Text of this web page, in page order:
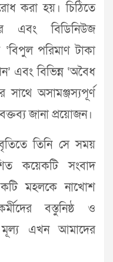
করা হয়। চিঠিতে
এবং বিডিনিউজ
পরিমাণ টাকা
এবং বিভিন্ন ‘অবৈধ
সাথে অসামঞ্জস্যপূর্ণ
জানা প্রয়োজন।
তিনি সে সময়
কয়েকটি সংবাদ
মহলকে নাখোশ
বস্তুনিষ্ঠ ও
মূল্য এখন আমাদের